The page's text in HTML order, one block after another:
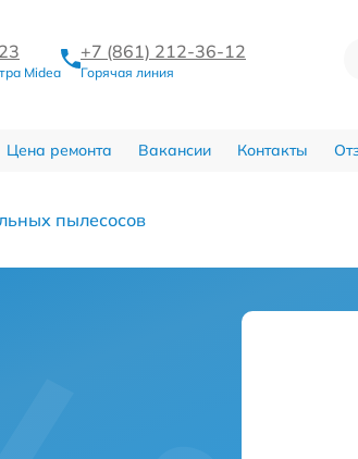
Midea
+7 (861) 212-36-12
Горячая линия
Цена ремонта Вакансии Контакты
пылесосов